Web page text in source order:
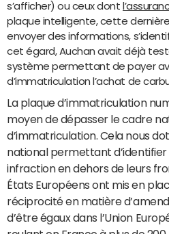
s’afficher) ou ceux dont
plaque intelligente, cette
envoyer des informations,
cet égard, Auchan avait déjà
système permettant de payer
d’immatriculation l’achat de
La plaque d’immatriculation
moyen de dépasser le cadre
d’immatriculation. Cela nous
national permettant d’identifier
infraction en dehors de leurs
États Européens ont mis en
réciprocité en matière
d’être égaux dans l’Union